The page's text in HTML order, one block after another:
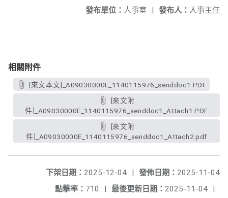
發布人： 人事主任
發布單位： 人事室 |
相關附件
[來文本文]_A09030000E_1140115976_senddoc1.PDF
件]_A09030000E_1140115976_senddoc1_Attach1.PDF
件]_A09030000E_1140115976_senddoc1_Attach2.pdf
發佈日期： 2025-11-04
下架日期： 2025-12-04
|
最後更新日期： 2025-11-04 |
點擊率： 710 |